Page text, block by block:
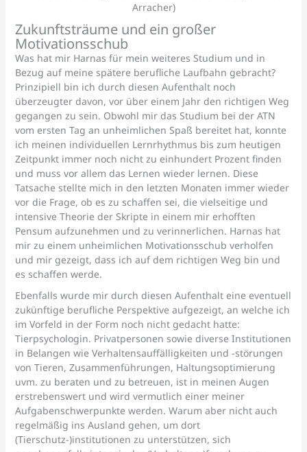
Arracher)
Zukunftsträume und ein großer
Motivationsschub
Was hat mir Harnas für mein weiteres Studium und in
Bezug auf meine spätere berufliche Laufbahn gebracht?
Prinzipiell bin ich durch diesen Aufenthalt noch
überzeugter davon, vor über einem Jahr den richtigen Weg
gegangen zu sein. Obwohl mir das Studium bei der ATN
vom ersten Tag an unheimlichen Spaß bereitet hat, konnte
ich meinen individuellen Lernrhythmus bis zum heutigen
Zeitpunkt immer noch nicht zu einhundert Prozent finden
und muss vor allem das Lernen wieder lernen. Diese
Tatsache stellte mich in den letzten Monaten immer wieder
vor die Frage, ob es zu schaffen sei, die vielseitige und
intensive Theorie der Skripte in einem mir erhofften
Pensum aufzunehmen und zu verinnerlichen. Harnas hat
mir zu einem unheimlichen Motivationsschub verholfen
und mir gezeigt, dass ich auf dem richtigen Weg bin und
es schaffen werde.
Ebenfalls wurde mir durch diesen Aufenthalt eine eventuell
zukünftige berufliche Perspektive aufgezeigt, an welche ich
im Vorfeld in der Form noch nicht gedacht hatte:
Tierpsychologin. Privatpersonen sowie diverse Institutionen
in Belangen wie Verhaltensauffälligkeiten und -störungen
von Tieren, Zusammenführungen, Haltungsoptimierung
uvm. zu beraten und zu betreuen, ist in meinen Augen
erstrebenswert und wird vermutlich einer meiner
Aufgabenschwerpunkte werden. Warum aber nicht auch
regelmäßig ins Ausland gehen, um dort
(Tierschutz-)institutionen zu unterstützen, sich